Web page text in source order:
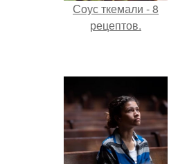
Соус ткемали - 8
рецептов.